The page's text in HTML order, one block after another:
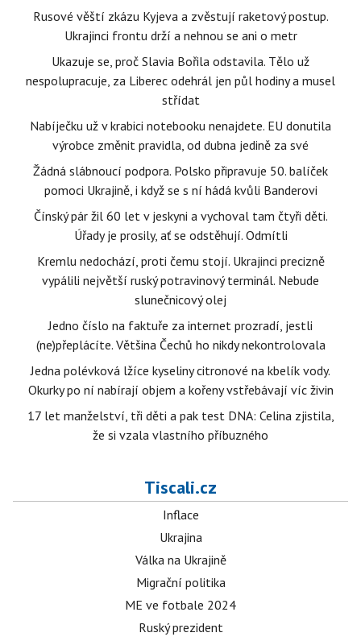
Rusové věští zkázu Kyjeva a zvěstují raketový postup.
Ukrajinci frontu drží a nehnou se ani o metr
Ukazuje se, proč Slavia Bořila odstavila. Tělo už
nespolupracuje, za Liberec odehrál jen půl hodiny a musel
střídat
Nabíječku už v krabici notebooku nenajdete. EU donutila
výrobce změnit pravidla, od dubna jedině za své
Žádná slábnoucí podpora. Polsko připravuje 50. balíček
pomoci Ukrajině, i když se s ní hádá kvůli Banderovi
Čínský pár žil 60 let v jeskyni a vychoval tam čtyři děti.
Úřady je prosily, ať se odstěhují. Odmítli
Kremlu nedochází, proti čemu stojí. Ukrajinci precizně
vypálili největší ruský potravinový terminál. Nebude
slunečnicový olej
Jedno číslo na faktuře za internet prozradí, jestli
(ne)přeplácíte. Většina Čechů ho nikdy nekontrolovala
Jedna polévková lžíce kyseliny citronové na kbelík vody.
Okurky po ní nabírají objem a kořeny vstřebávají víc živin
17 let manželství, tři děti a pak test DNA: Celina zjistila,
že si vzala vlastního příbuzného
Tiscali.cz
Inflace
Ukrajina
Válka na Ukrajině
Migrační politika
ME ve fotbale 2024
Ruský prezident